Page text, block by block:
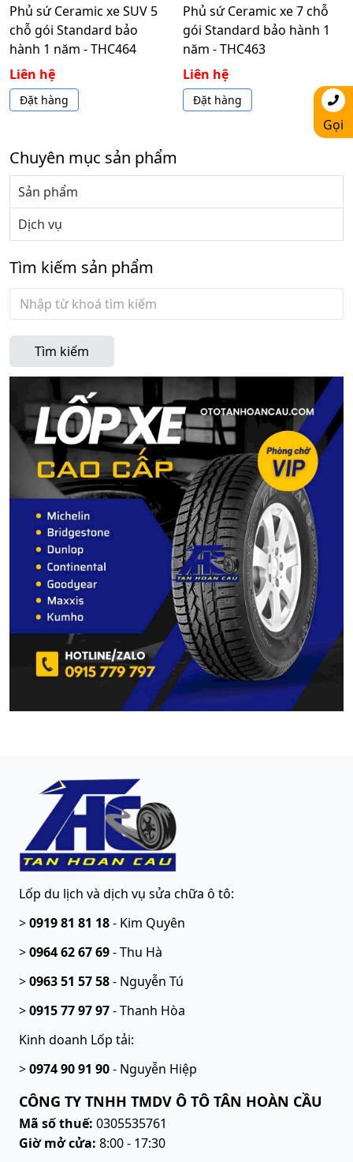
Phủ sứ Ceramic xe SUV 5
chỗ gói Standard bảo
hành 1 năm - THC464
Liên hệ
Đặt hàng
Phủ sứ Ceramic xe 7 chỗ
gói Standard bảo hành 1
năm - THC463
Liên hệ
Đặt hàng
Chuyên mục sản phẩm
Sản phẩm
Dịch vụ
Tìm kiếm sản phẩm
Tìm kiếm
Lốp du lịch và dịch vụ sửa chữa ô tô:
>0919 81 81 18- Kim Quyên
>0964 62 67 69-Thu Hà
>0963 51 57 58- Nguyễn Tú
>0915 77 97 97-Thanh Hòa
Kinh doanh Lốp tải:
>0974 90 91 90- Nguyễn Hiệp
CÔNG TY TNHH TMDV Ô TÔ TÂN HOÀN CẦU
Mã số thuế: 0305535761
Giờ mở cửa: 8:00 - 17:30
Gọi